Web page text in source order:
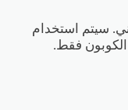
سيتم استخدام
الكوبون فقط.